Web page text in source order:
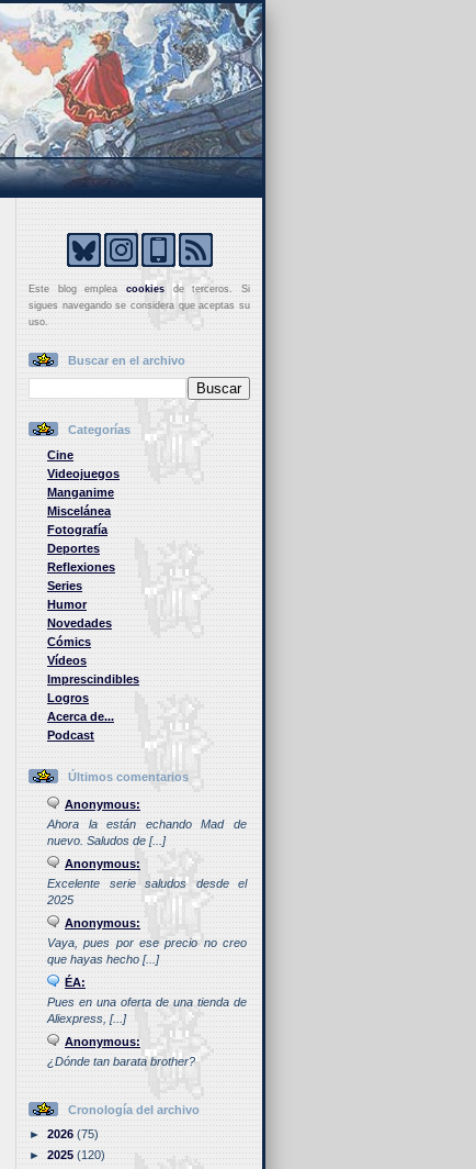
Este blog empleacookies de terceros. Si
sigues navegando se considera que aceptas su
uso.
Buscar en el archivo
Categorías
Cine
Videojuegos
Manganime
Miscelánea
Fotografía
Deportes
Reflexiones
Series
Humor
Novedades
Cómics
Vídeos
Imprescindibles
Logros
Acerca de...
Podcast
Últimos comentarios
Anonymous:
Ahora la están echando Mad de
nuevo. Saludos de [...]
Anonymous:
Excelente serie saludos desde el
2025
Anonymous:
Vaya, pues por ese precio no creo
que hayas hecho [...]
ÉA:
Pues en una oferta de una tienda de
Aliexpress, [...]
Anonymous:
¿Dónde tan barata brother?
Cronología del archivo
►2026(75)
►2025(120)